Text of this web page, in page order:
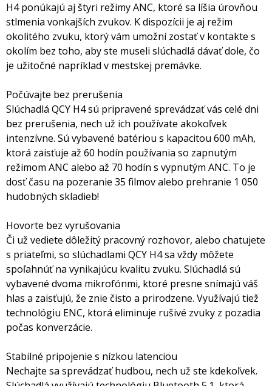
H4 ponúkajú aj štyri režimy ANC, ktoré sa líšia úrovňou
stlmenia vonkajších zvukov. K dispozícii je aj režim
okolitého zvuku, ktorý vám umožní zostať v kontakte s
okolím bez toho, aby ste museli slúchadlá dávať dole, čo
je užitočné napríklad v mestskej premávke.
Počúvajte bez prerušenia
Slúchadlá QCY H4 sú pripravené sprevádzať vás celé dni
bez prerušenia, nech už ich používate akokoľvek
intenzívne. Sú vybavené batériou s kapacitou 600 mAh,
ktorá zaisťuje až 60 hodín používania so zapnutým
režimom ANC alebo až 70 hodín s vypnutým ANC. To je
dosť času na pozeranie 35 filmov alebo prehranie 1 050
hudobných skladieb!
Hovorte bez vyrušovania
Či už vediete dôležitý pracovný rozhovor, alebo chatujete
s priateľmi, so slúchadlami QCY H4 sa vždy môžete
spoľahnúť na vynikajúcu kvalitu zvuku. Slúchadlá sú
vybavené dvoma mikrofónmi, ktoré presne snímajú váš
hlas a zaisťujú, že znie čisto a prirodzene. Využívajú tiež
technológiu ENC, ktorá eliminuje rušivé zvuky z pozadia
počas konverzácie.
Stabilné pripojenie s nízkou latenciou
Nechajte sa sprevádzať hudbou, nech už ste kdekoľvek.